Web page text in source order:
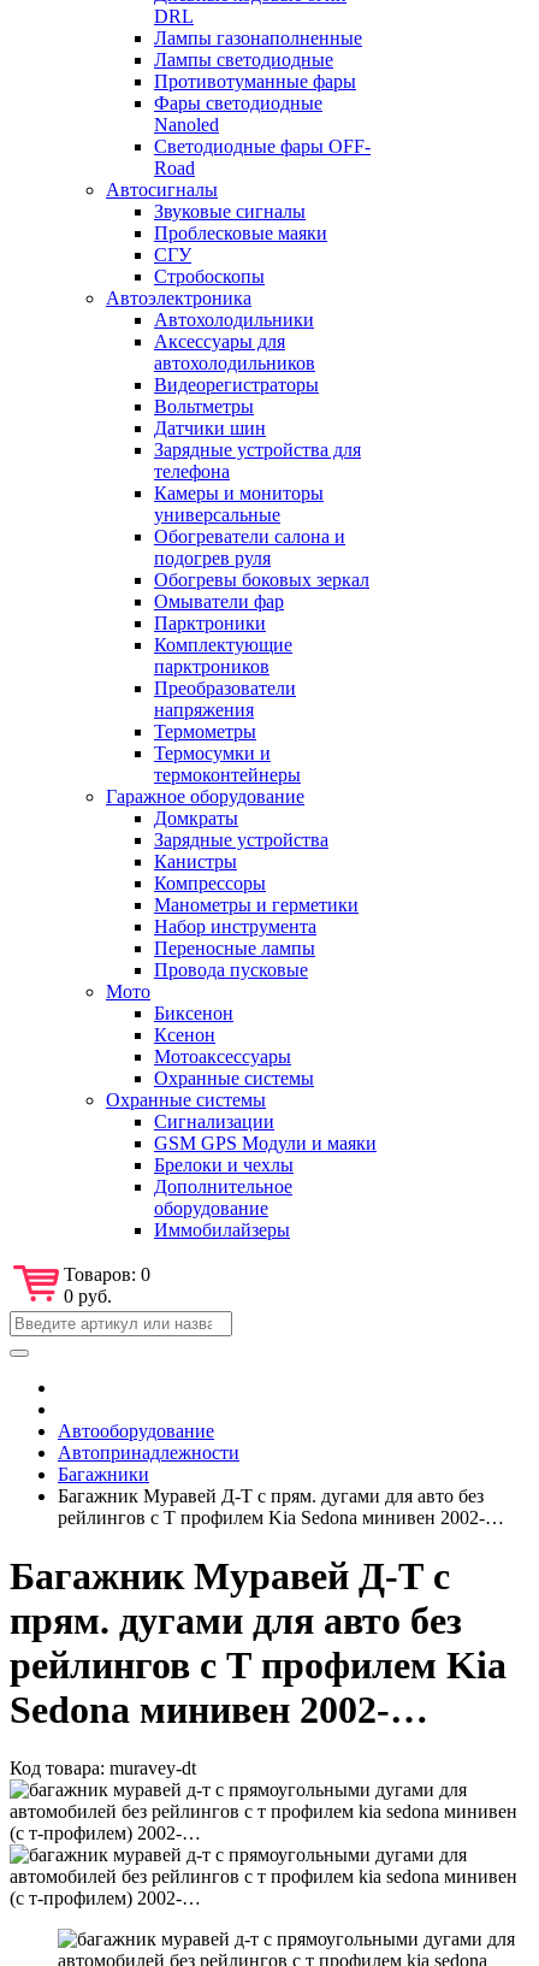
DRL
Лампы газонаполненные
Лампы светодиодные
Противотуманные фары
Фары светодиодные
Nanoled
Светодиодные фары OFF-
Road
Автосигналы
Звуковые сигналы
Проблесковые маяки
СГУ
Стробоскопы
Автоэлектроника
Автохолодильники
Аксессуары для
автохолодильников
Видеорегистраторы
Вольтметры
Датчики шин
Зарядные устройства для
телефона
Камеры и мониторы
универсальные
Обогреватели салона и
подогрев руля
Обогревы боковых зеркал
Омыватели фар
Парктроники
Комплектующие
парктроников
Преобразователи
напряжения
Термометры
Термосумки и
термоконтейнеры
Гаражное оборудование
Домкраты
Зарядные устройства
Канистры
Компрессоры
Манометры и герметики
Набор инструмента
Переносные лампы
Провода пусковые
Мото
Биксенон
Ксенон
Мотоаксессуары
Охранные системы
Охранные системы
Сигнализации
GSM GPS Модули и маяки
Брелоки и чехлы
Дополнительное
оборудование
Иммобилайзеры
Товаров: 0
0 руб.
Автооборудование
Автопринадлежности
Багажники
Багажник Муравей Д-Т с прям. дугами для авто без
рейлингов с Т профилем Kia Sedona минивен 2002-…
Багажник Муравей Д-Т с
прям. дугами для авто без
рейлингов с Т профилем Kia
Sedona минивен 2002-…
Код товара: muravey-dt